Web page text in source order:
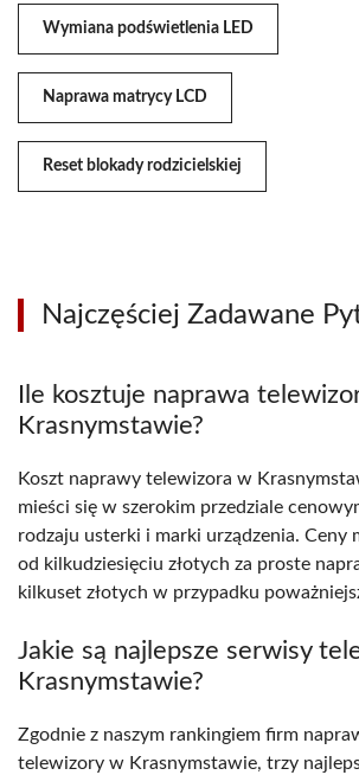
Wymiana podświetlenia LED
Naprawa matrycy LCD
Reset blokady rodzicielskiej
Najczęściej Zadawane
Ile kosztuje naprawa
Krasnymstawie?
Koszt naprawy telewizora w
mieści się w szerokim przedziale
rodzaju usterki i marki urządzenia. Ceny
od kilkudziesięciu złotych za proste
kilkuset złotych w przypadku
Jakie są najlepsze serwisy
Krasnymstawie?
Zgodnie z naszym rankingiem firm
telewizory w Krasnymstawie, trzy